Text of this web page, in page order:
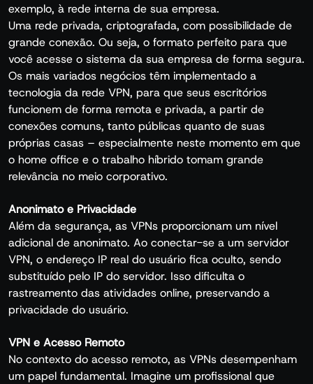
exemplo, à rede interna de sua empresa.
Uma rede privada, criptografada, com possibilidade de
grande conexão. Ou seja, o formato perfeito para que
você acesse o sistema da sua empresa de forma segura.
Os mais variados negócios têm implementado a
tecnologia da rede VPN, para que seus escritórios
funcionem de forma remota e privada, a partir de
conexões comuns, tanto públicas quanto de suas
próprias casas – especialmente neste momento em que
o home office e o trabalho híbrido tomam grande
relevância no meio corporativo.
Anonimato e Privacidade
Além da segurança, as VPNs proporcionam um nível
adicional de anonimato. Ao conectar-se a um servidor
VPN, o endereço IP real do usuário fica oculto, sendo
substituído pelo IP do servidor. Isso dificulta o
rastreamento das atividades online, preservando a
privacidade do usuário.
VPN e Acesso Remoto
No contexto do acesso remoto, as VPNs desempenham
um papel fundamental. Imagine um profissional que